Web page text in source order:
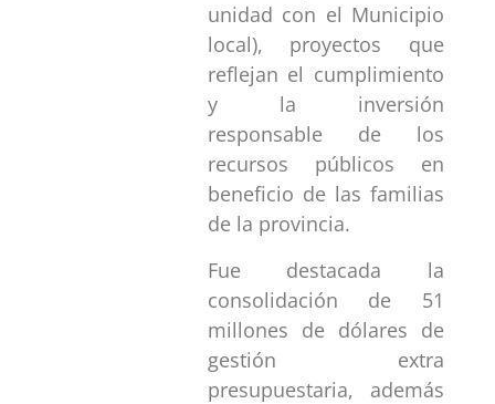
unidad con el Municipio
local), proyectos que
reflejan el cumplimiento
y la inversión
responsable de los
recursos públicos en
beneficio de las familias
de la provincia.
Fue destacada la
consolidación de 51
millones de dólares de
gestión extra
presupuestaria, además